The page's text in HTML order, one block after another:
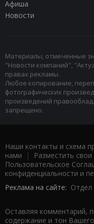
Афиша
Новости
Материалы, отмеченные
"Новости компаний",
правах рекламы.
Любое копирование,
фотографических
произведений
запрещено.
Наши контакты и схема
нами | Разместить
Пользовательское
конфиденциальности и
Реклама на сайте: Отдел
Оставляя комментарий,
содержание и тон